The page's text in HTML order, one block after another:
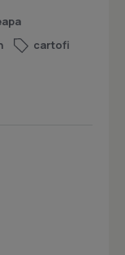
cartofi